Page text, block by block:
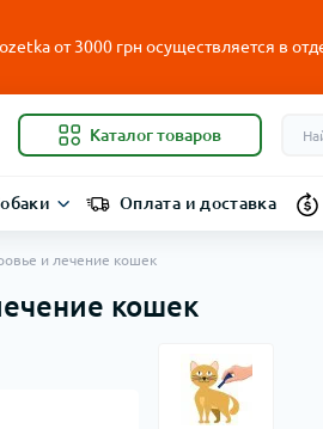
от3000 грн осуществляется в
Каталог товаров
Оплата и доставка
и лечение кошек
кошек